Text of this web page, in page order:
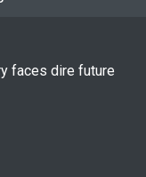
faces dire future